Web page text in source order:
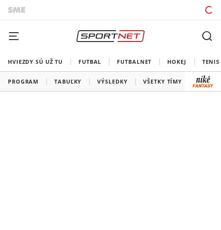
HVIEZDY SÚ UŽ TU FUTBAL FUTBALNET HOKEJ TENIS
PROGRAM TABUĽKY VÝSLEDKY VŠETKY TÍMY